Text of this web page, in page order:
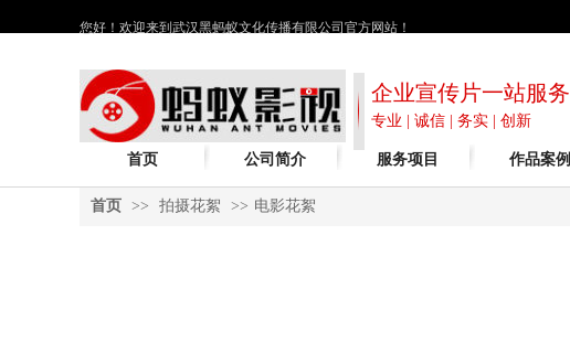
企业宣传片一站服务
专业 | 诚信 | 务实 | 创新
您好！欢迎来到武汉黑蚂蚁文化传播有限公司官方网站！
首页 公司简介 服务项目 作品案例
首页 >> 拍摄花絮 >> 电影花絮